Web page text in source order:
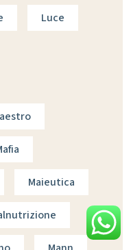
Luce
Maieutica